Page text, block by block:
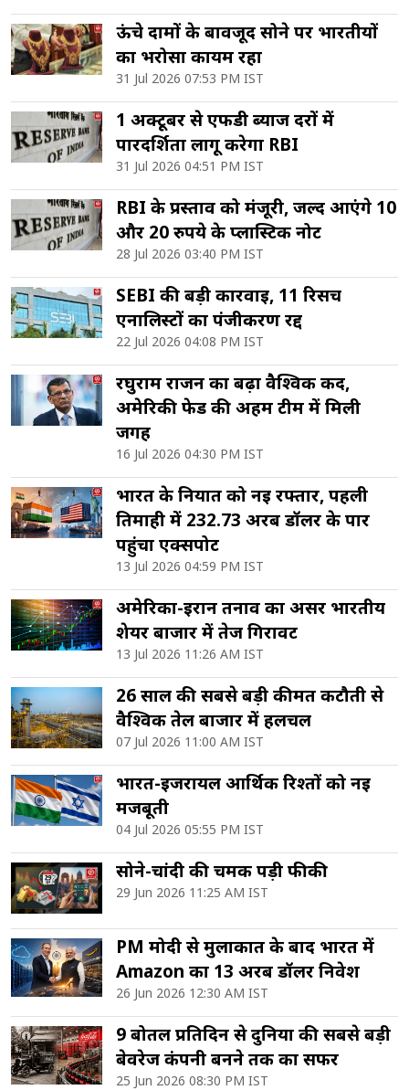
ऊंचे दामों के बावजूद सोने पर भारतीयों
का भरोसा कायम रहा
31 Jul 2026 07:53 PM IST
1 अक्टूबर से एफडी ब्याज दरों में
पारदर्शिता लागू करेगा RBI
31 Jul 2026 04:51 PM IST
RBI के प्रस्ताव को मंजूरी, जल्द आएंगे 10
और 20 रुपये के प्लास्टिक नोट
28 Jul 2026 03:40 PM IST
SEBI की बड़ी कार्रवाई, 11 रिसर्च
एनालिस्टों का पंजीकरण रद्द
22 Jul 2026 04:08 PM IST
रघुराम राजन का बढ़ा वैश्विक कद,
अमेरिकी फेड की अहम टीम में मिली
जगह
16 Jul 2026 04:30 PM IST
भारत के निर्यात को नई रफ्तार, पहली
तिमाही में 232.73 अरब डॉलर के पार
पहुंचा एक्सपोर्ट
13 Jul 2026 04:59 PM IST
अमेरिका-ईरान तनाव का असर भारतीय
शेयर बाजार में तेज गिरावट
13 Jul 2026 11:26 AM IST
26 साल की सबसे बड़ी कीमत कटौती से
वैश्विक तेल बाजार में हलचल
07 Jul 2026 11:00 AM IST
भारत-इजरायल आर्थिक रिश्तों को नई
मजबूती
04 Jul 2026 05:55 PM IST
सोने-चांदी की चमक पड़ी फीकी
29 Jun 2026 11:25 AM IST
PM मोदी से मुलाकात के बाद भारत में
Amazon का 13 अरब डॉलर निवेश
26 Jun 2026 12:30 AM IST
9 बोतल प्रतिदिन से दुनिया की सबसे बड़ी
बेवरेज कंपनी बनने तक का सफर
25 Jun 2026 08:30 PM IST